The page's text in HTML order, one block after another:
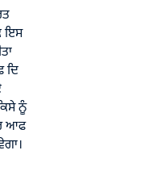
ਇਸ
ਦਿ
ਨੂੰ
ਆਫ